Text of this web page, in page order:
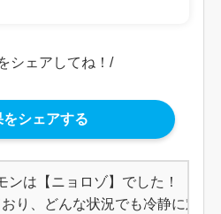
シェアしてね！/
をシェアする
ンは【ニョロゾ】でした！
り、どんな状況でも冷静に対応